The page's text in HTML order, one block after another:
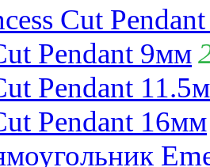
Cut
Pendant 9мм
Pendant
Pendant 16мм